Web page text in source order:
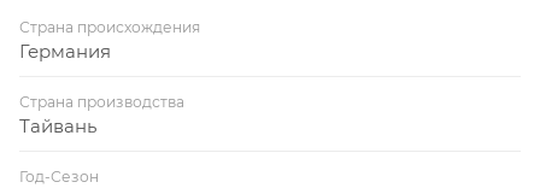
Страна происхождения
Германия
Страна производства
Тайвань
Год-Сезон